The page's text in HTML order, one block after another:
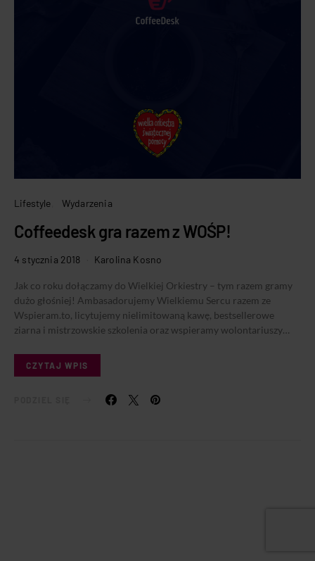
Lifestyle Wydarzenia
Coffeedesk gra razem z WOŚP!
4 stycznia 2018 Karolina Kosno
Jak co roku dołączamy do Wielkiej Orkiestry – tym razem gramy
dużo głośniej! Ambasadorujemy Wielkiemu Sercu razem ze
Wspieram.to, licytujemy nielimitowaną kawę, bestsellerowe
ziarna i mistrzowskie szkolenia oraz wspieramy wolontariuszy…
CZYTAJ WPIS